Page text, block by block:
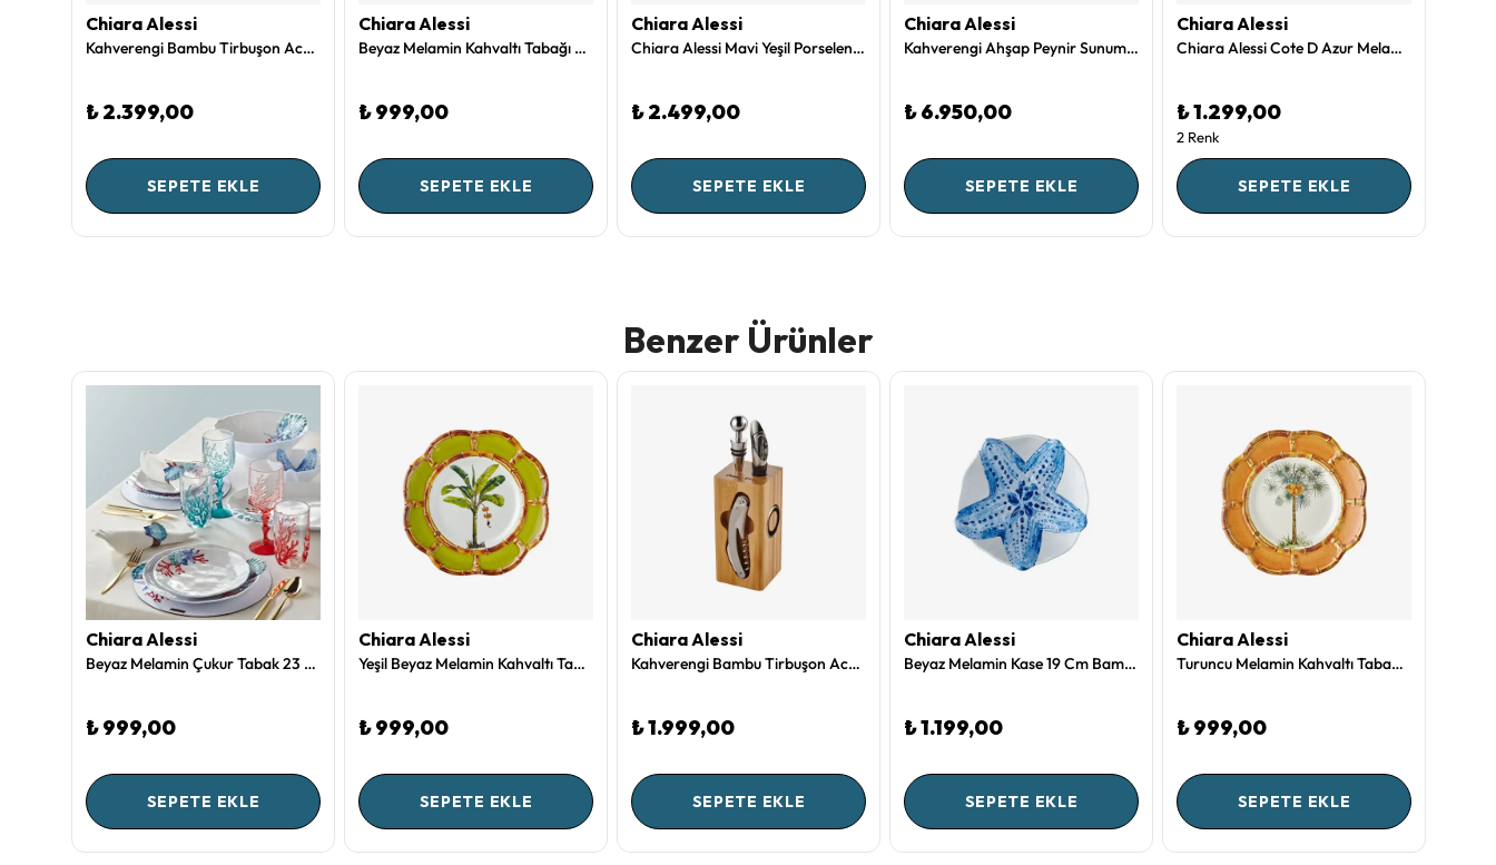
Chiara Alessi
Kahverengi Bambu Tirbuşon Acacia Elegance Collection by Chiara Alessi
₺ 2.399,00
SEPETE EKLE
Chiara Alessi
Beyaz Melamin Kahvaltı Tabağı 23 Cm Capri Collection by Chiara Alessi
₺ 999,00
SEPETE EKLE
Chiara Alessi
Chiara Alessi Mavi Yeşil Porselen Kahve Fincan Seti 120 Ml CAPTNBMVB1ECBG2
₺ 2.499,00
SEPETE EKLE
Chiara Alessi
Kahverengi Ahşap Peynir Sunum Tabağı Acacia Elegance Collection by Chiara Alessi
₺ 6.950,00
SEPETE EKLE
Chiara Alessi
Chiara Alessi Cote D Azur Melamin Yemek Tabağı 28 Cm
₺ 1.299,00
2 Renk
SEPETE EKLE
Benzer Ürünler
Chiara Alessi
Beyaz Melamin Çukur Tabak 23 Cm Bambu Collection by Chiara Alessi
₺ 999,00
SEPETE EKLE
Chiara Alessi
Yeşil Beyaz Melamin Kahvaltı Tabağı 23 Cm Bambu Collection by Chiara Alessi
₺ 999,00
SEPETE EKLE
Chiara Alessi
Kahverengi Bambu Tirbuşon Acacia Elegance Collection by Chiara Alessi
₺ 1.999,00
SEPETE EKLE
Chiara Alessi
Beyaz Melamin Kase 19 Cm Bambu Collection by Chiara Alessi
₺ 1.199,00
SEPETE EKLE
Chiara Alessi
Turuncu Melamin Kahvaltı Tabağı 23 Cm Bambu Collection by Chiara Alessi
₺ 999,00
SEPETE EKLE